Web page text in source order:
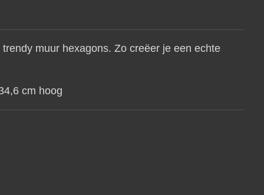
muur hexagons. Zo creëer je een echte
cm hoog